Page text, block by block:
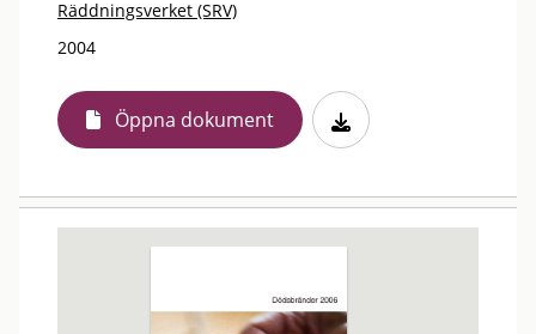
Räddningsverket (SRV)
2004
Öppna dokument